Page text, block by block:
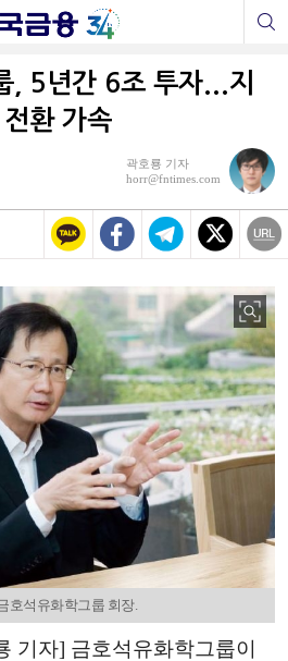
, 5년간 6조 투자...지
환 가속
곽호룡 기자
horr@fntimes.com
호석유화학그룹 회장.
기자] 금호석유화학그룹이